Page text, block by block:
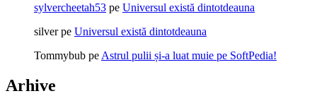
sylvercheetah53 pe Universul există dintotdeauna
silverpe Universul există dintotdeauna
Tommybub pe Astrul pulii și-a luat muie pe SoftPedia!
Arhive